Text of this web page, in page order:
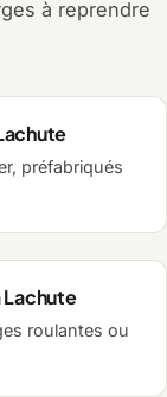
à reprendre
préfabriqués
Lachute
roulantes ou